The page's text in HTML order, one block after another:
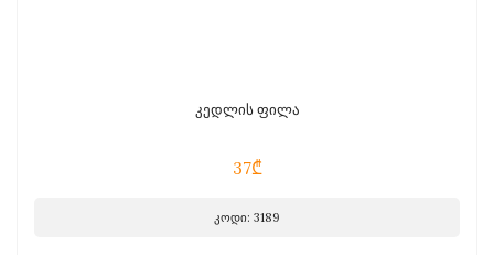
კედლის ფილა
37₾
კოდი: 3189